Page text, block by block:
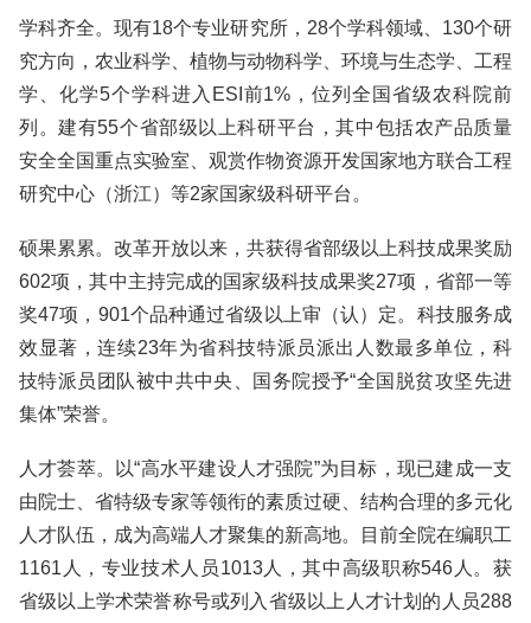
学科齐全。现有18个专业研究所，28个学科领域、130个研
究方向，农业科学、植物与动物科学、环境与生态学、工程
学、化学5个学科进入ESI前1%，位列全国省级农科院前
列。建有55个省部级以上科研平台，其中包括农产品质量
安全全国重点实验室、观赏作物资源开发国家地方联合工程
研究中心（浙江）等2家国家级科研平台。
硕果累累。改革开放以来，共获得省部级以上科技成果奖励
602项，其中主持完成的国家级科技成果奖27项，省部一等
奖47项，901个品种通过省级以上审（认）定。科技服务成
效显著，连续23年为省科技特派员派出人数最多单位，科
技特派员团队被中共中央、国务院授予“全国脱贫攻坚先进
集体”荣誉。
人才荟萃。以“高水平建设人才强院”为目标，现已建成一支
由院士、省特级专家等领衔的素质过硬、结构合理的多元化
人才队伍，成为高端人才聚集的新高地。目前全院在编职工
1161人，专业技术人员1013人，其中高级职称546人。获
省级以上学术荣誉称号或列入省级以上人才计划的人员288